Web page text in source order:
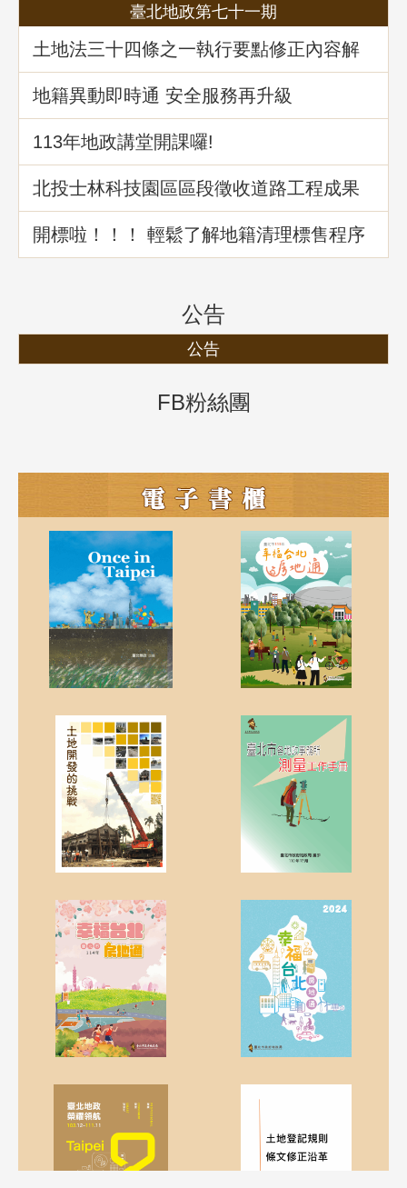
臺北地政第七十一期
土地法三十四條之一執行要點修正內容解
析
地籍異動即時通 安全服務再升級
113年地政講堂開課囉!
北投士林科技園區區段徵收道路工程成果
介紹
開標啦！！！ 輕鬆了解地籍清理標售程序
公告
公告
FB粉絲團